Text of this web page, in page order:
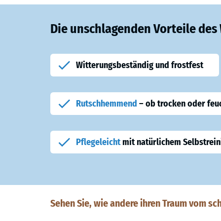
Die unschlagenden Vorteile des
Witterungsbeständig und frostfest
Rutschhemmend – ob trocken oder
Pflegeleichtmit natürlichem
Sehen Sie, wie andere ihren Traum vom